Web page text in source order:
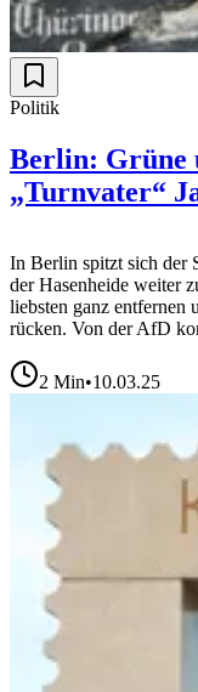
Politik
Berlin: Grüne
„Turnvater“
In Berlin spitzt sich der
der Hasenheide weiter
liebsten ganz entfernen
rücken. Von der AfD
2 Min•10.03.25